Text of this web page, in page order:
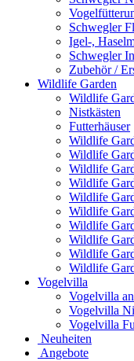
Schwegler
Igel-,
Schwegler
Zubehör /
Wildlife Garden
Wildlife
Nistkästen
Futterhäuser
Wildlife
Wildlife
Wildlife
Wildlife
Wildlife
Wildlife
Wildlife
Wildlife
Wildlife
Wildlife
Vogelvilla
Vogelvilla
Vogelvilla
Vogelvilla
Neuheiten
Angebote